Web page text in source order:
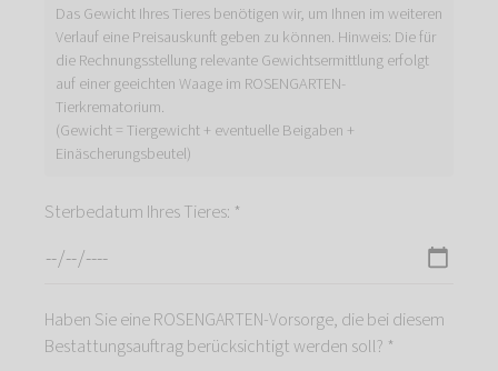
Das Gewicht Ihres Tieres benötigen wir, um Ihnen im weiteren
Verlauf eine Preisauskunft geben zu können. Hinweis: Die für
die Rechnungsstellung relevante Gewichtsermittlung erfolgt
auf einer geeichten Waage im ROSENGARTEN-
Tierkrematorium.
(Gewicht = Tiergewicht + eventuelle Beigaben +
Einäscherungsbeutel)
Sterbedatum Ihres Tieres: *
Haben Sie eine ROSENGARTEN-Vorsorge, die bei diesem
Bestattungsauftrag berücksichtigt werden soll? *